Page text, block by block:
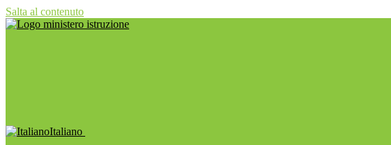
Salta al contenuto
Italiano